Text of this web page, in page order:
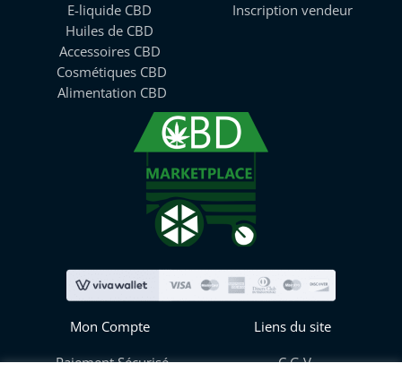
E-liquide CBD
Huiles de CBD
Accessoires CBD
Cosmétiques CBD
Alimentation CBD
Inscription vendeur
Mon Compte
Paiement Sécurisé
Liens du site
C.G.V